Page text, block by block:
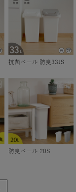
抗菌ペール 防臭33JS
防臭ペール 20S